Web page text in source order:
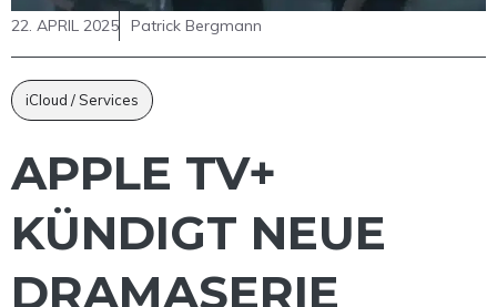
22. APRIL 2025 Patrick Bergmann
iCloud / Services
APPLE TV+
KÜNDIGT NEUE
DRAMASERIE